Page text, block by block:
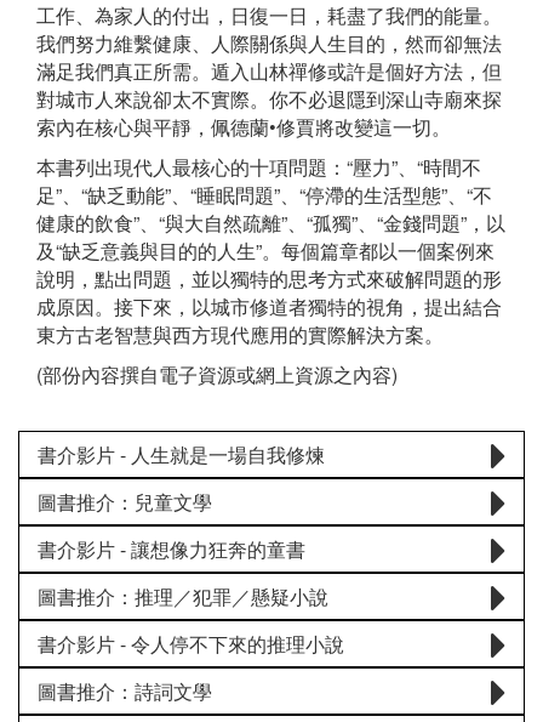
工作、為家人的付出，日復一日，耗盡了我們的能量。
我們努力維繫健康、人際關係與人生目的，然而卻無法
滿足我們真正所需。遁入山林禪修或許是個好方法，但
對城市人來說卻太不實際。你不必退隱到深山寺廟來探
索內在核心與平靜，佩德蘭•修賈將改變這一切。
本書列出現代人最核心的十項問題：“壓力”、“時間不
足”、“缺乏動能”、“睡眠問題”、“停滯的生活型態”、“不
健康的飲食”、“與大自然疏離”、“孤獨”、“金錢問題”，以
及“缺乏意義與目的的人生”。每個篇章都以一個案例來
說明，點出問題，並以獨特的思考方式來破解問題的形
成原因。接下來，以城市修道者獨特的視角，提出結合
東方古老智慧與西方現代應用的實際解決方案。
(部份內容撰自電子資源或網上資源之內容)
書介影片 - 人生就是一場自我修煉
圖書推介：兒童文學
書介影片 - 讓想像力狂奔的童書
圖書推介：推理／犯罪／懸疑小說
書介影片 - 令人停不下來的推理小說
圖書推介：詩詞文學